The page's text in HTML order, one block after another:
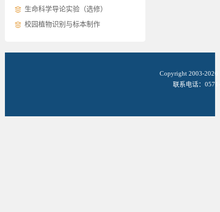
生命科学导论实验（选修）
校园植物识别与标本制作
Copyright 2003-
联系电话：